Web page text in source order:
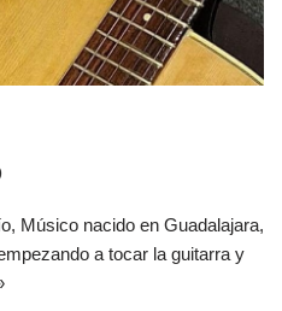
Músico nacido en Guadalajara,
a tocar la guitarra y